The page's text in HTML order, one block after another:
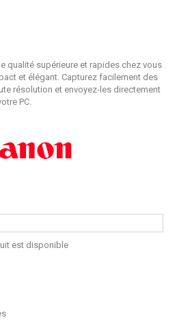
qualité supérieure et rapides chez vous
et élégant. Capturez facilement des
résolution et envoyez-les directement
PC.
est disponible